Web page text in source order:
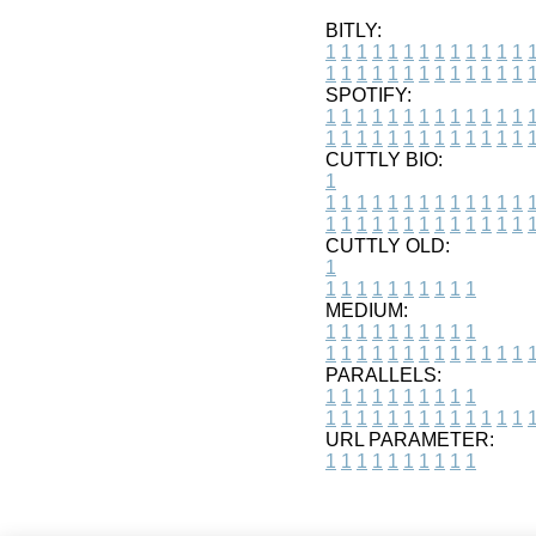
BITLY:
1 1 1 1 1 1 1 1 1 1 1 1 1 1
1 1 1 1 1 1 1 1 1 1 1 1 1 1
SPOTIFY:
1 1 1 1 1 1 1 1 1 1 1 1 1 1
1 1 1 1 1 1 1 1 1 1 1 1 1 1
CUTTLY BIO:
1
1 1 1 1 1 1 1 1 1 1 1 1 1 1
1 1 1 1 1 1 1 1 1 1 1 1 1 1
CUTTLY OLD:
1
1 1 1 1 1 1 1 1 1 1
MEDIUM:
1 1 1 1 1 1 1 1 1 1
1 1 1 1 1 1 1 1 1 1 1 1 1 1
PARALLELS:
1 1 1 1 1 1 1 1 1 1
1 1 1 1 1 1 1 1 1 1 1 1 1 1
URL PARAMETER:
1 1 1 1 1 1 1 1 1 1